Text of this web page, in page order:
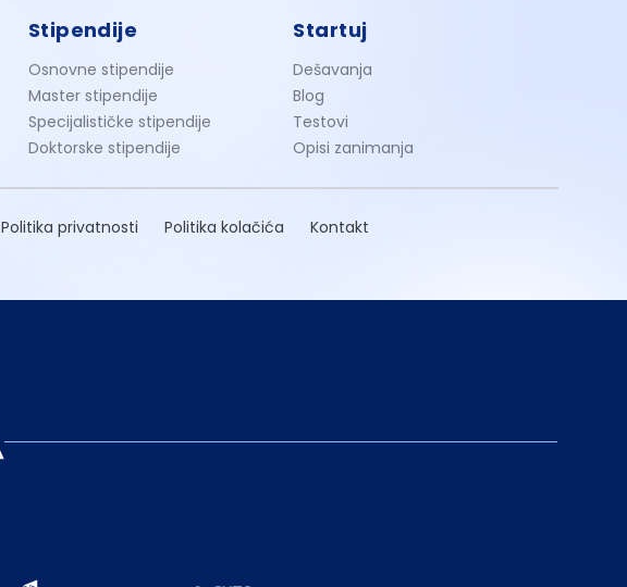
Stipendije
Osnovne stipendije
Master stipendije
Specijalističke stipendije
Doktorske stipendije
Startuj
Dešavanja
Blog
Testovi
Opisi zanimanja
Politika privatnosti Politika kolačića Kontakt